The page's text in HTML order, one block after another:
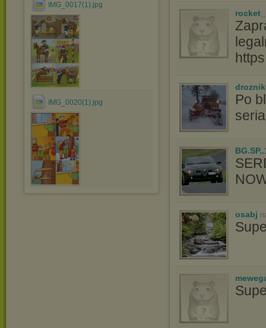
IMG_0017(1).jpg
IMG_0020(1).jpg
Po
osabj